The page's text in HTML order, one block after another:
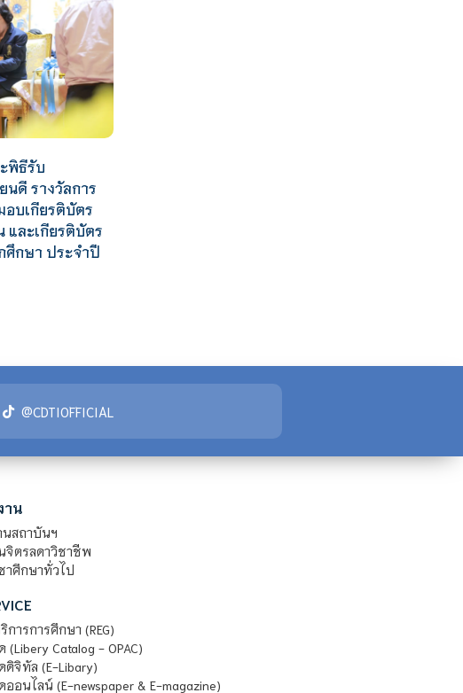
พิธีรับ
นดี รางวัลการ
บเกียรติบัตร
และเกียรติบัตร
ศึกษา ประจำปี
@CDTIOFFICIAL
าน
นสถาบันฯ
นจิตรลดาวิชาชีพ
าศึกษาทั่วไป
ารการศึกษา (REG)
(Libery Catalog - OPAC)
ดิจิทัล (E-Libary)
อนไลน์ (E-newspaper & E-magazine)